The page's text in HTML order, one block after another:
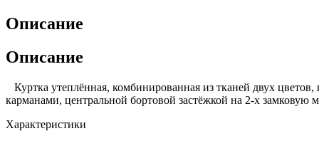
ЧЕРНЫМ
Описание
Описание
Куртка утеплённая, комбинированная из тканей двух
карманами, центральной бортовой застёжкой на 2-х
Характеристики